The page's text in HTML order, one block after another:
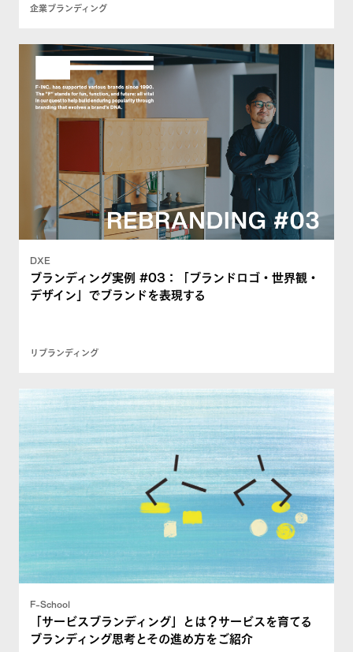
企業ブランディング
DXE
ブランディング実例 #03：「ブランドロゴ・世界観・
デザイン」でブランドを表現する
リブランディング
F-School
「サービスブランディング」とは？サービスを育てる
ブランディング思考とその進め方をご紹介